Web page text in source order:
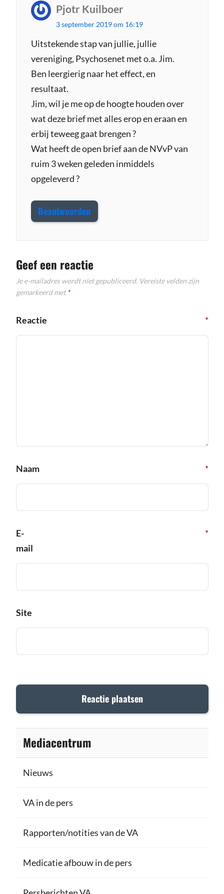
Pjotr Kuilboer
s
h
r
e
e
3 september 2019 om 16:19
Uitstekende stap van jullie, jullie
vereniging, Psychosenet met o.a. Jim.
Ben leergierig naar het effect, en
resultaat.
Jim, wil je me op de hoogte houden over
wat deze brief met alles erop en eraan en
erbij teweeg gaat brengen ?
Wat heeft de open brief aan de NVvP van
ruim 3 weken geleden inmiddels
opgeleverd ?
Beantwoorden
Geef een reactie
Je e-mailadres wordt niet gepubliceerd. Vereiste velden zijn
gemarkeerd met*
Reactie *
Naam *
E-
mail
*
Site
Mediacentrum
Nieuws
VA in de pers
Rapporten/notities van de VA
Medicatie afbouw in de pers